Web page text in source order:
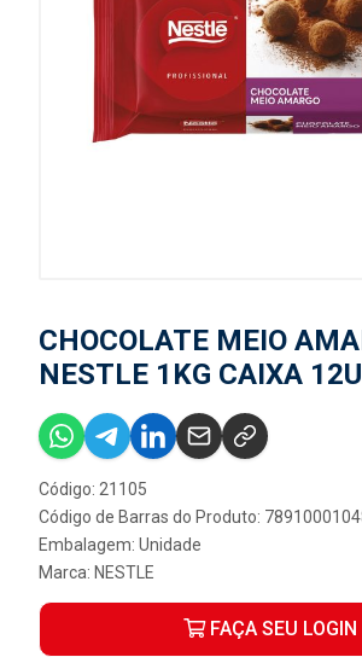
CHOCOLATE MEIO
NESTLE 1KG CAIXA
Código: 21105
Código de Barras do Produto:
Embalagem: Unidade
Marca: NESTLE
FAÇA SEU LOGIN